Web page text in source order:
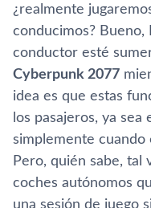
¿realmente
conducimos? Bueno,
conductor esté
Cyberpunk 2077
idea es que estas
los pasajeros, ya
simplemente cuando
Pero, quién sabe, tal
coches autónomos
una sesión de juego